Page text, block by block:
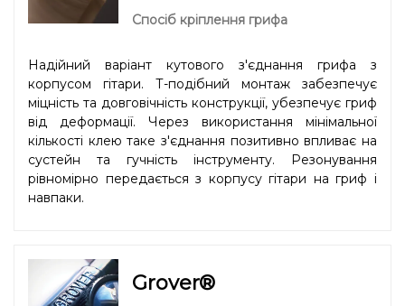
Спосіб кріплення грифа
Надійний варіант кутового з'єднання грифа з
корпусом гітари. Т-подібний монтаж забезпечує
міцність та довговічність конструкції, убезпечує гриф
від деформації. Через використання мінімальної
кількості клею таке з'єднання позитивно впливає на
сустейн та гучність інструменту. Резонування
рівномірно передається з корпусу гітари на гриф і
навпаки.
Grover®